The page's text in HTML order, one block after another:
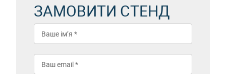
ЗАМОВИТИ СТЕНД